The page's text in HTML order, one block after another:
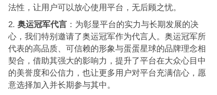
法性，让用户可以放心使用平台，无后顾之忧。
奥运冠军代言：为彰显平台的实力与长期发展的决
心，我们特别邀请了奥运冠军作为代言人。奥运冠军所
代表的高品质、可信赖的形象与蛋蛋星球的品牌理念相
契合，借助其强大的影响力，提升了平台在大众心目中
的美誉度和公信力，也让更多用户对平台充满信心，愿
意选择加入并长期参与其中。